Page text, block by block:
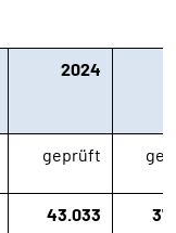
2024
geprüft
43.033